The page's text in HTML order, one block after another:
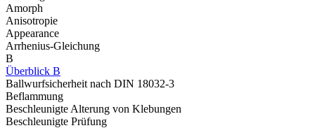
Amorph
Anisotropie
Appearance
Arrhenius-Gleichung
B
Überblick B
Ballwurfsicherheit nach DIN 18032-3
Beflammung
Beschleunigte Alterung von Klebungen
Beschleunigte Prüfung